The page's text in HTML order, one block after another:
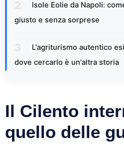
Isole Eolie da Napoli:
giusto e senza sorprese
L'agriturismo autentico
dove cercarlo è un'altra storia
Il Cilento
quello delle